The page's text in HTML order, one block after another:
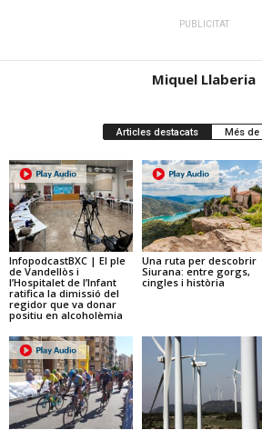
PUBLICITAT
Miquel Llaberia
Articles destacats Més
InfopodcastBXC | El ple
de Vandellòs i
l’Hospitalet de l’Infant
ratifica la dimissió del
regidor que va donar
positiu en alcoholèmia
Una ruta per descobrir
Siurana: entre gorgs,
cingles i història